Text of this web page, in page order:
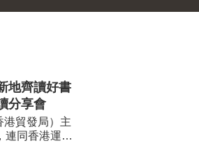
地齊讀好書
分享會
港貿發局）主
連同香港運動